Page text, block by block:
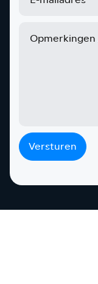
Versturen